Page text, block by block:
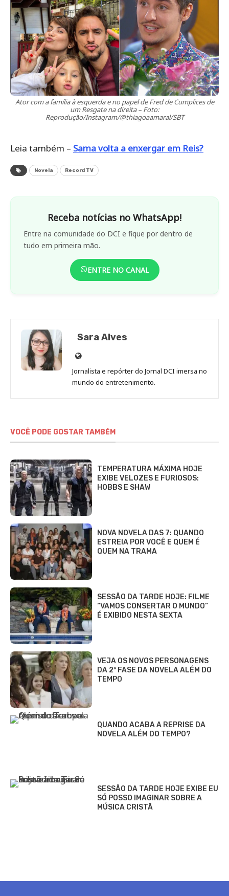
Ator com a família à esquerda e no papel de Fred de Cumplices de
um Resgate na direita – Foto:
Reprodução/Instagram/@thiagoaamaral/SBT
Leia também – Sama volta a enxergar em Reis?
Novela Record TV
Receba notícias no WhatsApp!
Entre na comunidade do DCI e fique por dentro de
tudo em primeira mão.
ENTRE NO CANAL
Sara Alves
Site
de
Sara
Jornalista e repórter do Jornal DCI imersa no
mundo do entretenimento.
VOCÊ PODE GOSTAR TAMBÉM
TEMPERATURA MÁXIMA HOJE
EXIBE VELOZES E FURIOSOS:
HOBBS E SHAW
NOVA NOVELA DAS 7: QUANDO
ESTREIA POR VOCÊ E QUEM É
QUEM NA TRAMA
SESSÃO DA TARDE HOJE: FILME
“VAMOS CONSERTAR O MUNDO”
É EXIBIDO NESTA SEXTA
VEJA OS NOVOS PERSONAGENS
DA 2ª FASE DA NOVELA ALÉM DO
TEMPO
QUANDO ACABA A REPRISE DA
NOVELA ALÉM DO TEMPO?
SESSÃO DA TARDE HOJE EXIBE EU
SÓ POSSO IMAGINAR SOBRE A
MÚSICA CRISTÃ